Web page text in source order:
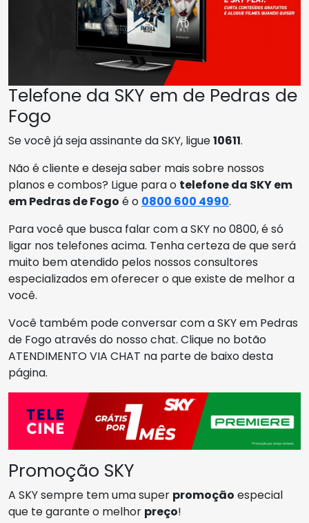
Telefone da SKY em de Pedras de
Fogo
Se você já seja assinante da SKY, ligue10611.
Não é cliente e deseja saber mais sobre nossos
planos e combos? Ligue para o telefone da SKY em
em Pedras de Fogo é o 0800 600 4990.
Para você que busca falar com a SKY no 0800, é só
ligar nos telefones acima. Tenha certeza de que será
muito bem atendido pelos nossos consultores
especializados em oferecer o que existe de melhor a
você.
Você também pode conversar com a SKY em Pedras
de Fogo através do nosso chat. Clique no botão
ATENDIMENTO VIA CHAT na parte de baixo desta
página.
Promoção SKY
A SKY sempre tem uma super promoção especial
que te garante o melhor preço!